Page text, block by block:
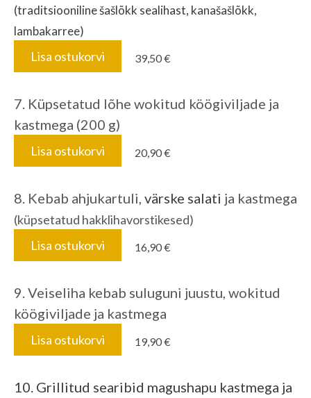
(traditsiooniline šašlõkk sealihast, kanašašlõkk,
lambakarree)
Lisa ostukorvi 39,50 €
7. Küpsetatud lõhe wokitud köögiviljade ja
kastmega (200 g)
Lisa ostukorvi 20,90 €
8. Kebab ahjukartuli, värske salati ja kastmega
(küpsetatud hakklihavorstikesed)
Lisa ostukorvi
16,90 €
9. Veiseliha kebab suluguni juustu, wokitud
köögiviljade ja kastmega
Lisa ostukorvi 19,90 €
10. Grillitud searibid magushapu kastmega ja